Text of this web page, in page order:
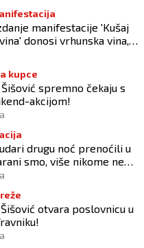
manifestacije 'Kušaj
donosi vrhunska vina,
i glazbu
kupce
spremno čekaju s
akcijom!
drugu noć prenoćili u
smo, više nikome ne
otvara poslovnicu u